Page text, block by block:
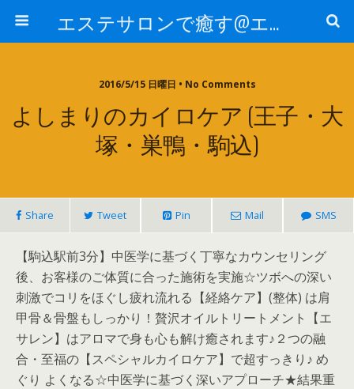
エステサロンで癒す@エステ～全国エステ情報
2016/5/15 日曜日 • No Comments
よしまりのカイロケア (王子・大
塚・巣鴨・駒込)
Share Tweet Pin Mail SMS
【駒込駅前3分】中医学に基づく丁寧なカウンセリング
後、お客様のご体質に合った施術を実施☆ツボへの深い
刺激でコリをほぐし疲れ流れる【経絡ケア】(整体) は肩
甲骨＆骨盤もしっかり！贅沢オイルトリートメント【エ
サレン】はアロマで身も心も解け癒されます♪２つの融
合・至福の【スペシャルカイロケア】で超すっきり♪ め
ぐり よくなる☆中医学に基づく深いアプローチ★結果重